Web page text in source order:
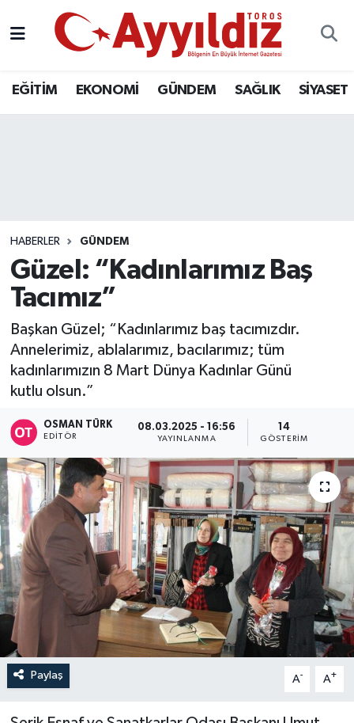
EĞİTİM EKONOMİ GÜNDEM SAĞLIK SİYASET
HABERLER GÜNDEM
Güzel: “Kadınlarımız Baş
Tacımız”
Başkan Güzel; “Kadınlarımız baş tacımızdır.
Annelerimiz, ablalarımız, bacılarımız; tüm
kadınlarımızın 8 Mart Dünya Kadınlar Günü
kutlu olsun.”
OSMAN TÜRK
EDITÖR
08.03.2025 - 16:56
YAYINLANMA
14
GÖSTERIM
Paylaş A- A+